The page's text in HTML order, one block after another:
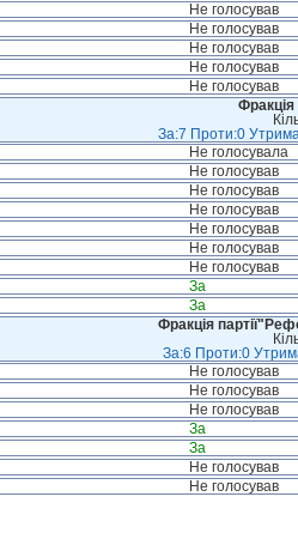
Не голосував
Не голосував
Не голосував
Не голосував
Не голосував
Фракція
За:7 Проти:0
Не голосувала
Не голосував
Не голосував
Не голосував
Не голосував
Не голосував
Не голосував
За
За
Фракція
За:6 Проти:0
Не голосував
Не голосував
Не голосував
За
За
Не голосував
Не голосував